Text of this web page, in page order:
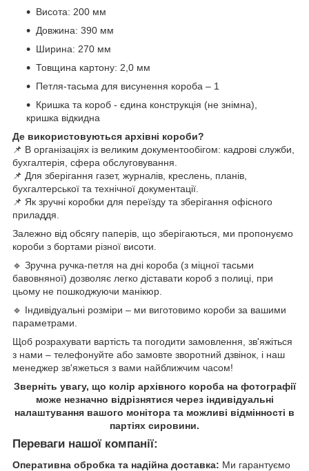
Висота: 200 мм
Довжина: 390 мм
Ширина: 270 мм
Товщина картону: 2,0 мм
Петля-тасьма для висунення короба – 1
Кришка та короб - єдина конструкція (не знімна),
кришка відкидна
Де використовуються архівні короби?
📌 В організаціях із великим документообігом: кадрові служби,
бухгалтерія, сфера обслуговування.
📌 Для зберігання газет, журналів, креслень, планів,
бухгалтерської та технічної документації.
📌 Як зручні коробки для переїзду та зберігання офісного
приладдя.
Залежно від обсягу паперів, що зберігаються, ми пропонуємо
короби з бортами різної висоти.
🔹 Зручна ручка-петля на дні короба (з міцної тасьми
бавовняної) дозволяє легко діставати короб з полиці, при
цьому не пошкоджуючи манікюр.
🔹 Індивідуальні розміри – ми виготовимо короби за вашими
параметрами.
Щоб розрахувати вартість та погодити замовлення, зв'яжіться
з нами – телефонуйте або замовте зворотний дзвінок, і наш
менеджер зв'яжеться з вами найближчим часом!
Зверніть увагу, що колір архівного короба на фотографії
може незначно відрізнятися через індивідуальні
налаштування вашого монітора та можливі відмінності в
партіях сировини.
Переваги нашої компанії:
Оперативна обробка та надійна доставка: Ми гарантуємо